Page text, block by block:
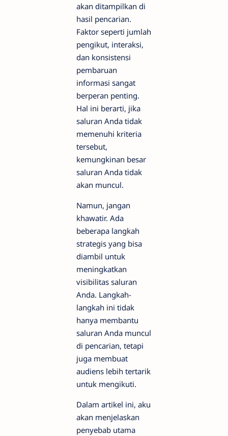
akan ditampilkan di
hasil pencarian.
Faktor seperti jumlah
pengikut, interaksi,
dan konsistensi
pembaruan
informasi sangat
berperan penting.
Hal ini berarti, jika
saluran Anda tidak
memenuhi kriteria
tersebut,
kemungkinan besar
saluran Anda tidak
akan muncul.
Namun, jangan
khawatir. Ada
beberapa langkah
strategis yang bisa
diambil untuk
meningkatkan
visibilitas saluran
Anda. Langkah-
langkah ini tidak
hanya membantu
saluran Anda muncul
di pencarian, tetapi
juga membuat
audiens lebih tertarik
untuk mengikuti.
Dalam artikel ini, aku
akan menjelaskan
penyebab utama